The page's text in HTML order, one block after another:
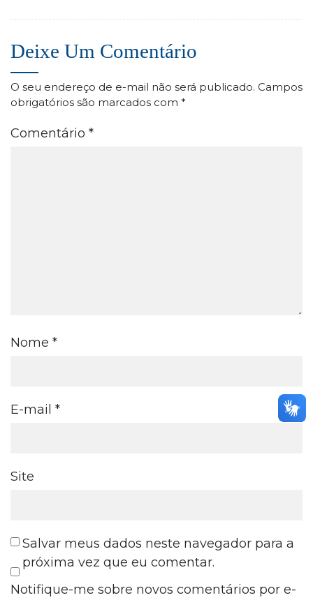
Deixe Um Comentário
O seu endereço de e-mail não será publicado. Campos
obrigatórios são marcados com *
Comentário *
Nome *
E-mail *
Site
Salvar meus dados neste navegador para a
próxima vez que eu comentar.
Notifique-me sobre novos comentários por e-